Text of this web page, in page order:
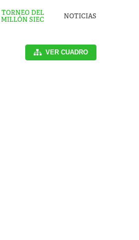
TORNEO DEL
MILLÓN SIEC
NOTICIAS
VER CUADRO